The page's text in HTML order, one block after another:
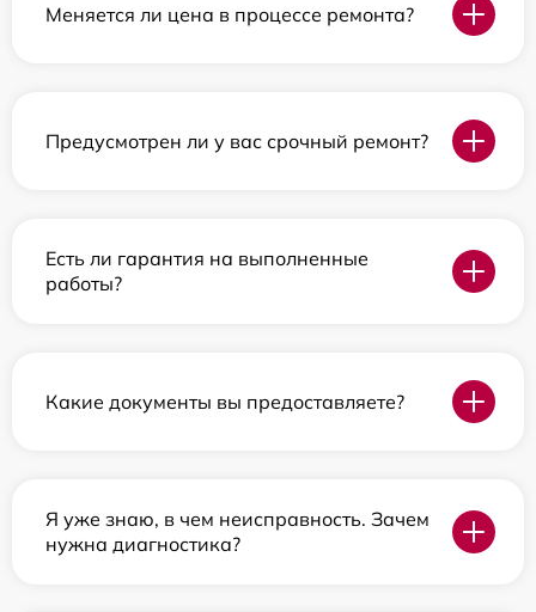
Меняется ли цена в процессе ремонта?
Предусмотрен ли у вас срочный ремонт?
Есть ли гарантия на выполненные
работы?
Какие документы вы предоставляете?
Я уже знаю, в чем неисправность. Зачем
нужна диагностика?